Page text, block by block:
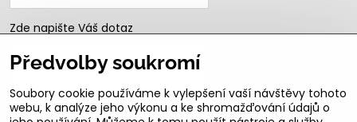
Zde napište Váš dotaz
Předvolby soukromí
Soubory cookie používáme k vylepšení vaší návštěvy tohoto
webu, k analýze jeho výkonu a ke shromažďování údajů o